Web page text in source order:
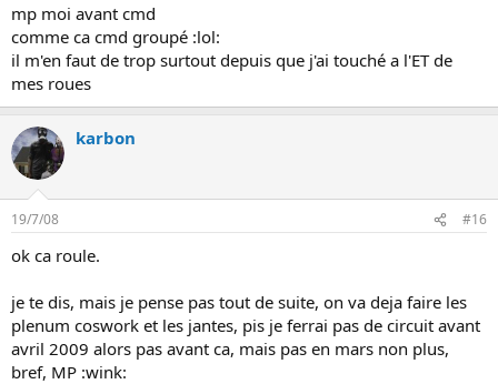
mp moi avant cmd
comme ca cmd groupé :lol:
il m'en faut de trop surtout depuis que j'ai touché a l'ET de
mes roues
karbon
19/7/08 #16
ok ca roule.
je te dis, mais je pense pas tout de suite, on va deja faire les
plenum coswork et les jantes, pis je ferrai pas de circuit avant
avril 2009 alors pas avant ca, mais pas en mars non plus,
bref, MP :wink: